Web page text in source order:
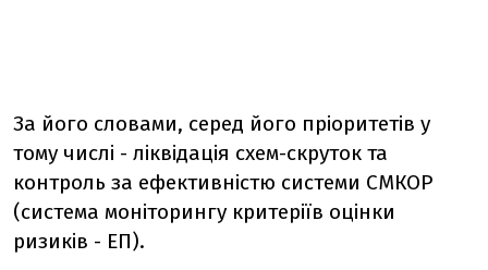
За його словами, серед його пріоритетів у
тому числі - ліквідація схем-скруток та
контроль за ефективністю системи СМКОР
(система моніторингу критеріїв оцінки
ризиків - ЕП).